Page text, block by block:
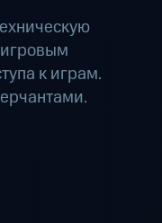
к играм.